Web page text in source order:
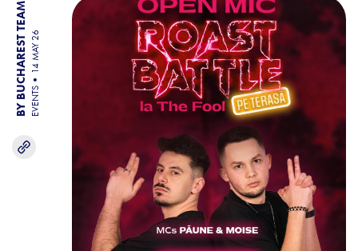
BY BUCHAREST TEAM EVENTS
14 MAY 26